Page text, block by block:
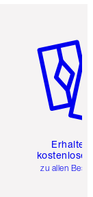
Erhalte
kostenlose
zu allen